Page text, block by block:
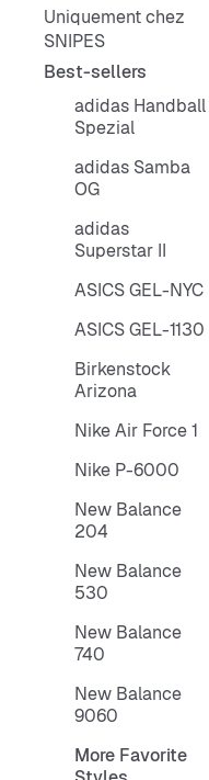
Uniquement chez
SNIPES
Best-sellers
adidas Handball
Spezial
adidas Samba
OG
adidas
Superstar II
ASICS GEL-NYC
ASICS GEL-1130
Birkenstock
Arizona
Nike Air Force 1
Nike P-6000
New Balance
204
New Balance
530
New Balance
740
New Balance
9060
More Favorite